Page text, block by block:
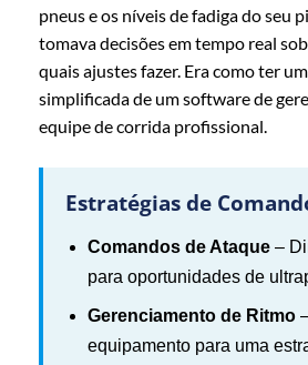
pneus e os níveis de fadiga do seu
tomava decisões em tempo real
quais ajustes fazer. Era como ter
simplificada de um software de
equipe de corrida profissional.
Estratégias de
Comandos de Ataque –
para oportunidades de
Gerenciamento de Ritmo
equipamento para uma